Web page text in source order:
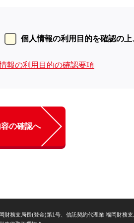
個人情報の利用目的を確認の上
報の利用目的の確認要項
容の確認へ
務支局長(登金)第1号、信託契約代理業 福岡財務